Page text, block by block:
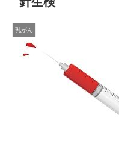
乳がん